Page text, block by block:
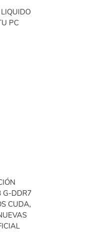
PC
G-DDR7
CUDA,